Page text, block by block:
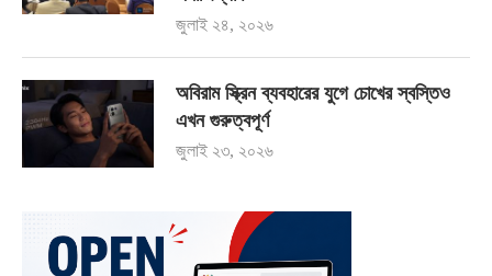
জুলাই ২৪, ২০২৬
অবিরাম স্ক্রিন ব্যবহারের যুগে চোখের স্বস্তিও
এখন গুরুত্বপূর্ণ
জুলাই ২৩, ২০২৬